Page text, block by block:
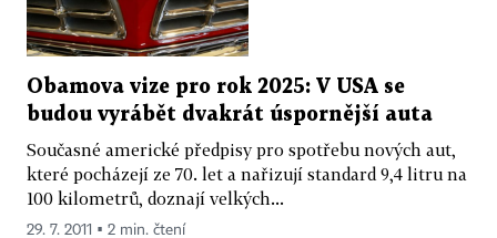
Obamova vize pro rok 2025: V USA se
budou vyrábět dvakrát úspornější auta
Současné americké předpisy pro spotřebu nových aut,
které pocházejí ze 70. let a nařizují standard 9,4 litru na
100 kilometrů, doznají velkých...
29. 7. 2011 ▪ 2 min. čtení